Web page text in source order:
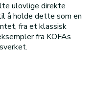
ulovlige direkte
å holde dette som en
fra et klassisk
fra KOFAs